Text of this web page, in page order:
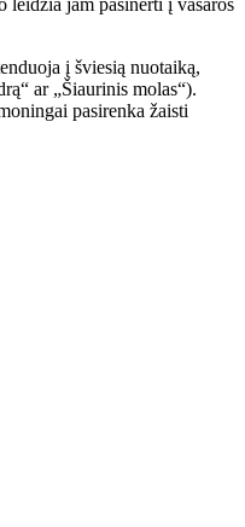
į šviesią nuotaiką,
ar „Šiaurinis molas“).
pasirenka žaisti